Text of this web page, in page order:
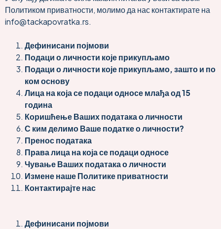
Политиком приватности, молимо да нас контактирате на
info@tackapovratka.rs.
Дефинисани појмови
Подаци о личности које прикупљамо
Подаци о личности које прикупљамо, зашто и по
ком основу
Лица на која се подаци односе млађа од 15
година
Коришћење Ваших података о личности
С ким делимо Ваше податке о личности?
Пренос података
Права лица на која се подаци односе
Чување Ваших података о личности
Измене наше Политике приватности
Контактирајте нас
Дефинисани појмови